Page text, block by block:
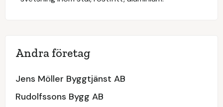
Andra företag
Jens Möller Byggtjänst AB
Rudolfssons Bygg AB